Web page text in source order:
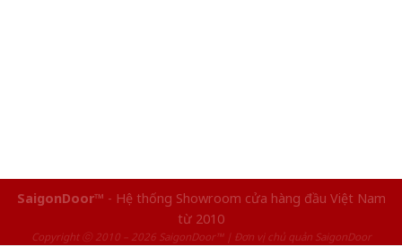
SaigonDoor™ - Hệ thống Showroom cửa hàng đầu Việt Nam
từ 2010
Copyright ⓒ 2010 – 2026 SaigonDoor™ | Đơn vị chủ quản SaigonDoor